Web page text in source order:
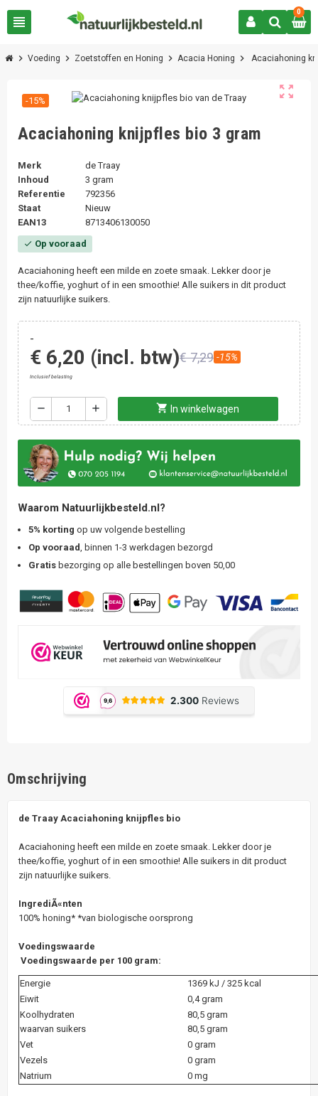
view_headline
0
chevron_right Voeding chevron_right Zoetstoffen en Honing chevron_right Acacia Honing chevron_right Acaciahoning
zoom_out_map
-15%
Acaciahoning knijpfles bio 3 gram
Merk
de Traay
Inhoud
3 gram
Referentie
792356
Staat
Nieuw
EAN13
8713406130050
check Op vooraad
Acaciahoning heeft een milde en zoete smaak. Lekker door je
thee/koffie, yoghurt of in een smoothie! Alle suikers in dit product
zijn natuurlijke suikers.
-
€ 6,20 (incl. btw)€ 7,29 -15%
Inclusief belasting
remove add shopping_cart In winkelwagen
Waarom Natuurlijkbesteld.nl?
5% korting op uw volgende bestelling
Op vooraad
, binnen 1-3 werkdagen bezorgd
Gratis bezorging op alle bestellingen boven 50,00
Omschrijving
de Traay Acaciahoning knijpfles bio
Acaciahoning heeft een milde en zoete smaak. Lekker door je
thee/koffie, yoghurt of in een smoothie! Alle suikers in dit product
zijn natuurlijke suikers.
IngrediÃ«nten
100% honing* *van biologische oorsprong
Voedingswaarde
Voedingswaarde per 100 gram:
Energie
1369 kJ / 325 kcal
Eiwit
0,4 gram
Koolhydraten
waarvan suikers
80,5 gram
80,5 gram
Vet
0 gram
Vezels
0 gram
Natrium
0 mg